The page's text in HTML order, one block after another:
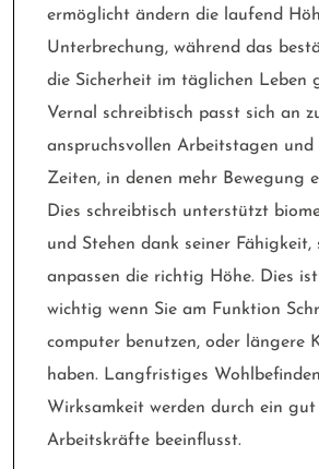
ermöglicht ändern die laufend
Unterbrechung, während das
die Sicherheit im täglichen Leben
Vernal schreibtisch passt sich an
anspruchsvollen Arbeitstagen und
Zeiten, in denen mehr Bewegung
Dies schreibtisch unterstützt
und Stehen dank seiner Fähigkeit,
anpassen die richtig Höhe. Dies
wichtig wenn Sie am Funktion
computer benutzen, oder längere
haben. Langfristiges
Wirksamkeit werden durch ein
Arbeitskräfte beeinflusst.